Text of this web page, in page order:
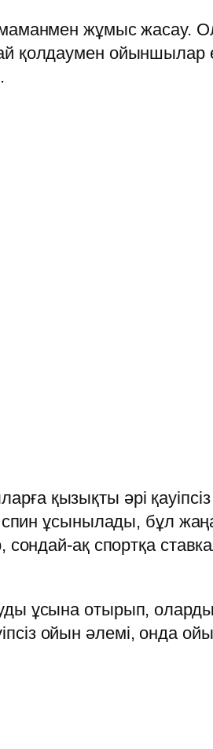
маманмен жұмыс жасау.
қолдаумен ойыншылар
қызықты әрі
спин ұсынылады, бұл
ақ спортқа
ұсына отырып,
ойын әлемі, онда